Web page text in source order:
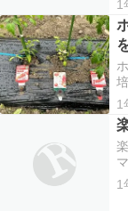
1
1
1